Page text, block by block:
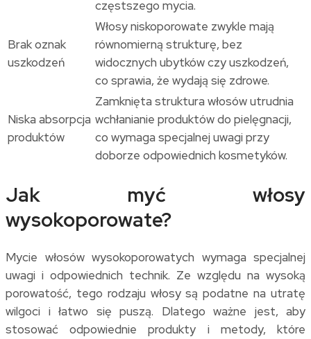
częstszego mycia.
Brak oznak
uszkodzeń
Włosy niskoporowate zwykle mają
równomierną strukturę, bez
widocznych ubytków czy uszkodzeń,
co sprawia, że wydają się zdrowe.
Niska absorpcja
produktów
Zamknięta struktura włosów utrudnia
wchłanianie produktów do pielęgnacji,
co wymaga specjalnej uwagi przy
doborze odpowiednich kosmetyków.
Jak myć włosy
wysokoporowate?
Mycie włosów wysokoporowatych wymaga specjalnej
uwagi i odpowiednich technik. Ze względu na wysoką
porowatość, tego rodzaju włosy są podatne na utratę
wilgoci i łatwo się puszą. Dlatego ważne jest, aby
stosować odpowiednie produkty i metody, które